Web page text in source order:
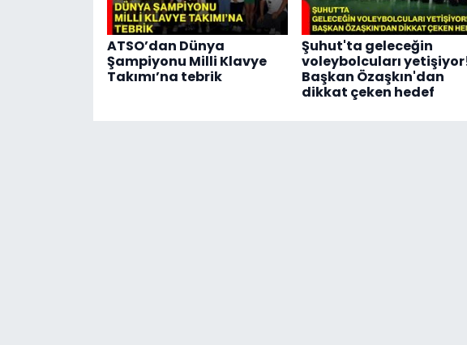
ATSO’dan Dünya
Şampiyonu Milli Klavye
Takımı’na tebrik
Şuhut'ta geleceğin
voleybolcuları
Başkan Özaşkın'dan
dikkat çeken hedef